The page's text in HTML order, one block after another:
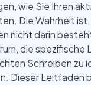
wie Sie Ihren
Die Wahrheit
nicht darin
die spezifische
Schreiben zu
Dieser